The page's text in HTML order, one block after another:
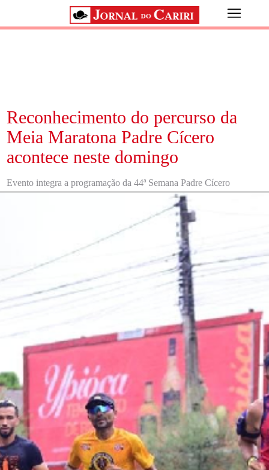
Reconhecimento do percurso da
Meia Maratona Padre Cícero
acontece neste domingo
Evento integra a programação da 44ª Semana Padre Cícero